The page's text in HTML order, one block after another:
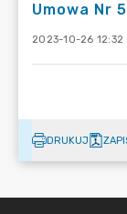
Umowa Nr
2023-10-26 12:32
DRUKUJ